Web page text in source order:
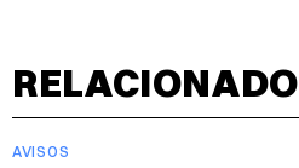
RELACIONADO
AVISOS